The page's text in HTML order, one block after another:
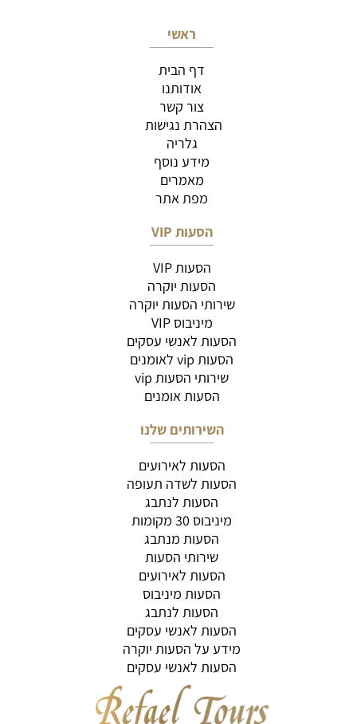
ראשי
דף הבית
אודותנו
צור קשר
הצהרת נגישות
גלריה
מידע נוסף
מאמרים
מפת אתר
הסעות VIP
הסעות VIP
הסעות יוקרה
שירותי הסעות יוקרה
מיניבוס VIP
הסעות לאנשי עסקים
הסעות vip לאומנים
שירותי הסעות vip
הסעות אומנים
השירותים שלנו
הסעות לאירועים
הסעות לשדה תעופה
הסעות לנתבג
מיניבוס 30 מקומות
הסעות מנתבג
שירותי הסעות
הסעות לאירועים
הסעות מיניבוס
הסעות לנתבג
הסעות לאנשי עסקים
מידע על הסעות יוקרה
הסעות לאנשי עסקים